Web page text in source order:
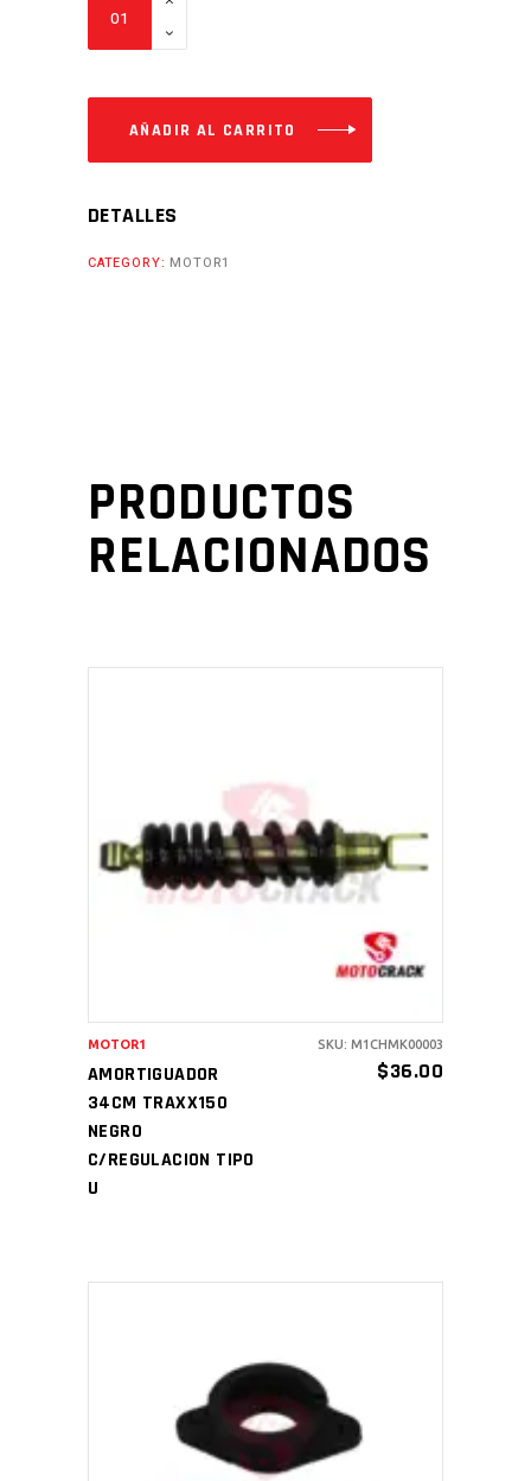
PROPULSORES
CG150
CantidadAÑADIR AL CARRITO
DETALLES
CATEGORY: MOTOR1
PRODUCTOS
RELACIONADOS
AÑADIR AL CARRITO
AMORTIGUADOR
34CM TRAXX150
NEGRO
C/REGULACION TIPO
U
$36.00
MOTOR1 SKU: M1CHMK00003
AÑADIR AL CARRITO